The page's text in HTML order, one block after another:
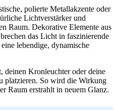
polierte Metallakzente oder
Lichtverstärker und
Raum. Dekorative Elemente aus
das Licht in faszinierende
lebendige, dynamische
deinen Kronleuchter oder deine
platzieren. So wird die Wirkung
Raum erstrahlt in neuem Glanz.